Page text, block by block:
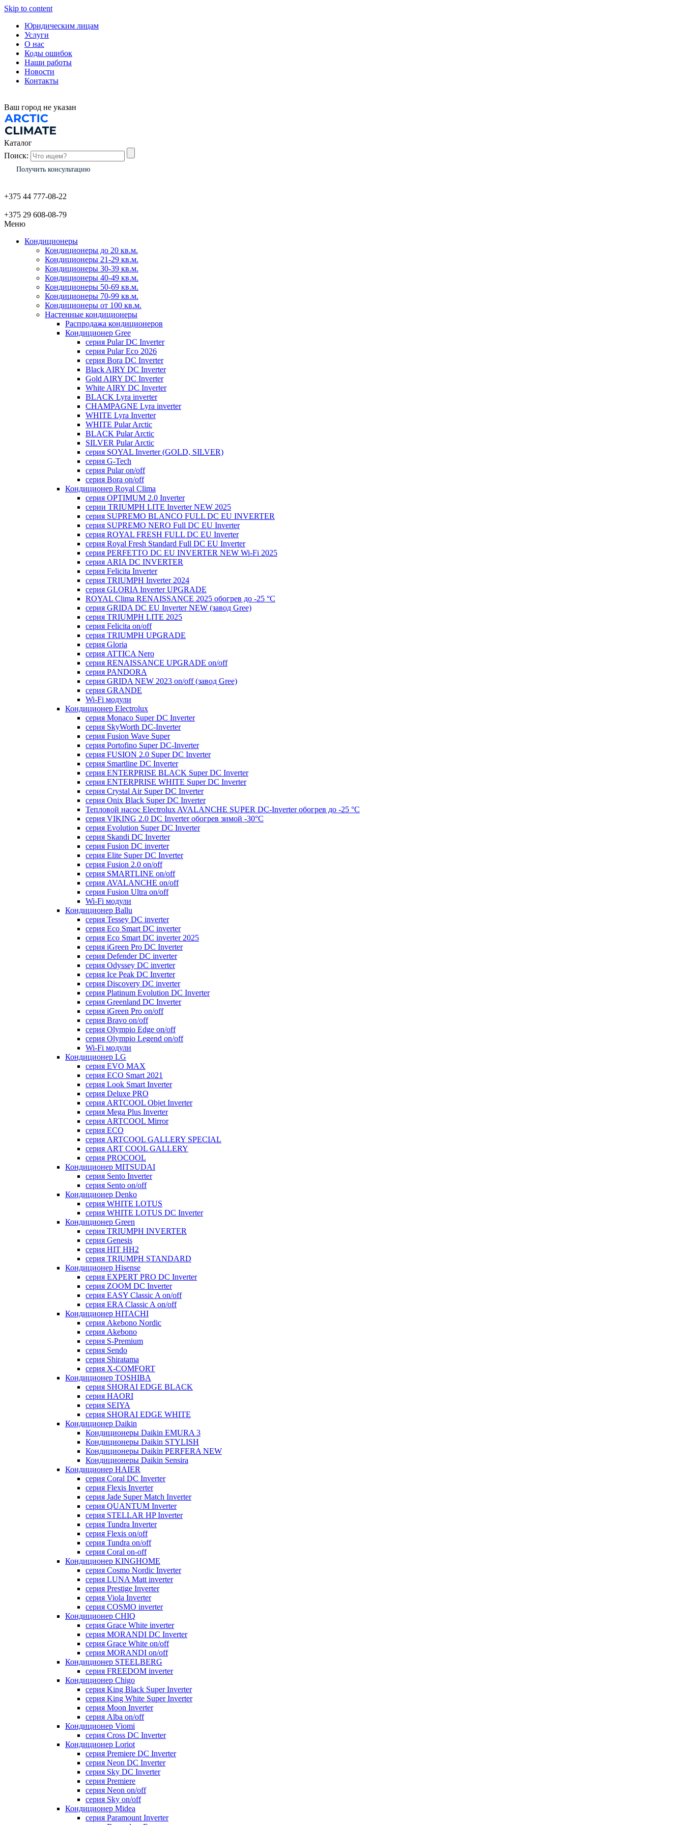
Skip to content
Юридическим лицам
Услуги
О нас
Коды ошибок
Наши работы
Новости
Контакты
Ваш город не указан
Каталог
Поиск:
Получить консультацию
+375 44 777-08-22
+375 29 608-08-79
Меню
Кондиционеры
Кондиционеры до 20 кв.м.
Кондиционеры 21-29 кв.м.
Кондиционеры 30-39 кв.м.
Кондиционеры 40-49 кв.м.
Кондиционеры 50-69 кв.м.
Кондиционеры 70-99 кв.м.
Кондиционеры от 100 кв.м.
Настенные кондиционеры
Распродажа кондиционеров
Кондиционер Gree
серия Pular DC Inverter
серия Pular Eco 2026
серия Bora DC Inverter
Black AIRY DC Inverter
Gold AIRY DC Inverter
White AIRY DC Inverter
BLACK Lyra inverter
CHAMPAGNE Lyra inverter
WHITE Lyra Inverter
WHITE Pular Arctic
BLACK Pular Arctic
SILVER Pular Arctic
серия SOYAL Inverter (GOLD, SILVER)
серия G-Tech
серия Pular on/off
серия Bora on/off
Кондиционер Royal Clima
серия OPTIMUM 2.0 Inverter
серии TRIUMPH LITE Inverter NEW 2025
серия SUPREMO BLANCO FULL DC EU INVERTER
серия SUPREMO NERO Full DC EU Inverter
серия ROYAL FRESH FULL DC EU Inverter
серия Royal Fresh Standard Full DC EU Inverter
серия PERFETTO DC EU INVERTER NEW Wi-Fi 2025
серия ARIA DC INVERTER
серия Felicita Inverter
серия TRIUMPH Inverter 2024
серия GLORIA Inverter UPGRADE
ROYAL Clima RENAISSANCE 2025 обогрев до -25 °С
серия GRIDA DC EU Inverter NEW (завод Gree)
серия TRIUMPH LITE 2025
серия Felicita on/off
серия TRIUMPH UPGRADE
серия Gloria
серия ATTICA Nero
серия RENAISSANCE UPGRADE on/off
серия PANDORA
серия GRIDA NEW 2023 on/off (завод Gree)
серия GRANDE
Wi-Fi модули
Кондиционер Electrolux
серия Monaco Super DC Inverter
серия SkyWorth DC-Inverter
серия Fusion Wave Super
серия Portofino Super DC-Inverter
серия FUSION 2.0 Super DC Іnverter
серия Smartline DC Inverter
серия ENTERPRISE BLACK Super DC Inverter
серия ENTERPRISE WHITE Super DC Inverter
серия Crystal Air Super DC Inverter
серия Onix Black Super DC Inverter
Тепловой насос Electrolux AVALANCHE SUPER DC-Inverter обогрев до -25 °С
серия VIKING 2.0 DC Inverter обогрев зимой -30°С
серия Evolution Super DC Inverter
серия Skandi DC Inverter
серия Fusion DC inverter
серия Elite Super DC Inverter
серия Fusion 2.0 on/off
серия SMARTLINE on/off
серия AVALANCHE on/off
серия Fusion Ultra on/off
Wi-Fi модули
Кондиционер Ballu
серия Tessey DC inverter
серия Eco Smart DC inverter
серия Eco Smart DC inverter 2025
серия iGreen Pro DC Inverter
серия Defender DC inverter
серия Odyssey DC inverter
серия Ice Peak DС Inverter
cерия Discovery DC inverter
серия Platinum Evolution DC Inverter
серия Greenland DC Inverter
серия iGreen Pro on/off
серия Bravo on/off
серия Olympio Edge on/off
серия Olympio Legend on/off
Wi-Fi модули
Кондиционер LG
серия EVO MAX
серия ECO Smart 2021
серия Look Smart Inverter
серия Deluxe PRO
серия ARTCOOL Objet Inverter
серия Mega Plus Inverter
серия ARTCOOL Mirror
серия ECO
серия ARTCOOL GALLERY SPECIAL
серия ART COOL GALLERY
серия PROCOOL
Кондиционер MITSUDAI
серия Sento Inverter
серия Sento on/off
Кондиционер Denko
серия WHITE LOTUS
серия WHITE LOTUS DC Inverter
Кондиционер Green
серия TRIUMPH INVERTER
серия Genesis
серия HIT HH2
серия TRIUMPH STANDARD
Кондиционер Hisense
серия EXPERT PRO DC Inverter
серия ZOOM DC Inverter
серия EASY Classic A on/off
серия ERA Classic A on/off
Кондиционер HITACHI
cерия Akebono Nordic
серия Akebono
серия S-Premium
серия Sendo
серия Shiratama
серия X-COMFORT
Кондиционер TOSHIBA
серия SHORAI EDGE BLACK
серия HAORI
серия SEIYA
серия SHORAI EDGE WHITE
Кондиционер Daikin
Кондиционеры Daikin EMURA 3
Кондиционеры Daikin STYLISH
Кондиционеры Daikin PERFERA NEW
Кондиционеры Daikin Sensira
Кондиционер HAIER
серия Coral DC Inverter
серия Flexis Inverter
серия Jade Super Match Inverter
серия QUANTUM Inverter
серия STELLAR HP Inverter
серия Tundra Inverter
серия Flexis on/off
серия Tundra on/off
серия Coral on-off
Кондиционер KINGHOME
серия Cosmo Nordic Inverter
серия LUNA Matt inverter
серия Prestige Inverter
серия Viola Inverter
серия COSMO inverter
Кондиционер CHIQ
серия Grace White inverter
серия MORANDI DC Inverter
серия Grace White on/off
серия MORANDI on/off
Кондиционер STEELBERG
серия FREEDOM inverter
Кондиционер Chigo
серия King Black Super Inverter
серия King White Super Inverter
серия Moon Inverter
серия Alba on/off
Кондиционер Viomi
серия Cross DC Inverter
Кондиционер Loriot
серия Premiere DC Inverter
серия Neon DC Inverter
серия Sky DC Inverter
серия Premiere
серия Neon on/off
серия Sky on/off
Кондиционер Midea
серия Paramount Inverter